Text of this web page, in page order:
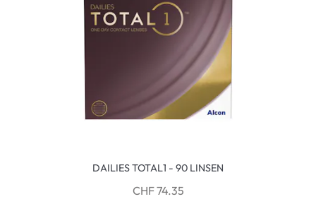
DAILIES TOTAL1 - 90 LINSEN
CHF 74.35